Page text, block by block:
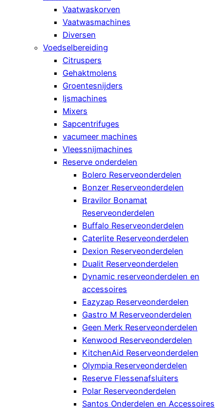
Vaatwaskorven
Vaatwasmachines
Diversen
Voedselbereiding
Citruspers
Gehaktmolens
Groentesnijders
Ijsmachines
Mixers
Sapcentrifuges
vacumeer machines
Vleessnijmachines
Reserve onderdelen
Bolero Reserveonderdelen
Bonzer Reserveonderdelen
Bravilor Bonamat
Reserveonderdelen
Buffalo Reserveonderdelen
Caterlite Reserveonderdelen
Dexion Reserveonderdelen
Dualit Reserveonderdelen
Dynamic reserveonderdelen en
accessoires
Eazyzap Reserveonderdelen
Gastro M Reserveonderdelen
Geen Merk Reserveonderdelen
Kenwood Reserveonderdelen
KitchenAid Reserveonderdelen
Olympia Reserveonderdelen
Reserve Flessenafsluiters
Polar Reserveonderdelen
Santos Onderdelen en Accessoires